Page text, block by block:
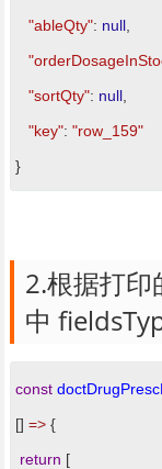
"ableQty": null,
"sortQty": null,
"key": "row_159"
}
2.根据打印
中
const
[] =>{
return [